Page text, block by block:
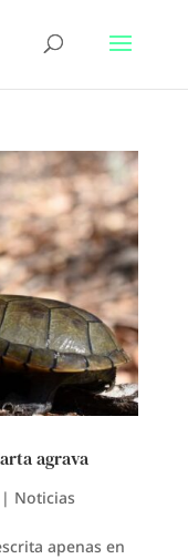
agrava
Noticias
apenas en